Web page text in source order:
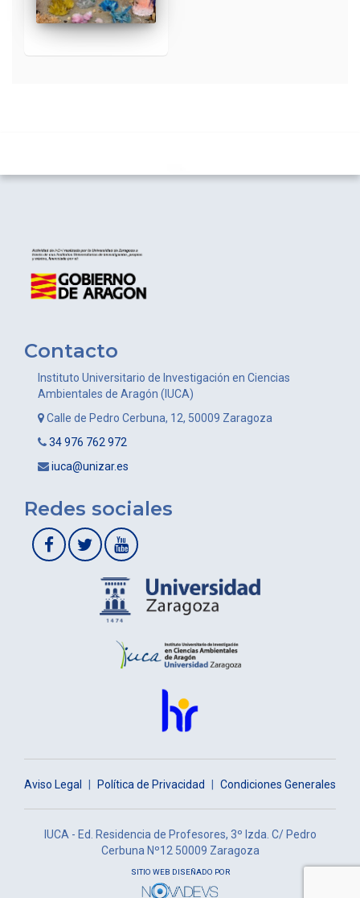
Contacto
Instituto Universitario de Investigación en Ciencias
Ambientales de Aragón (IUCA)
Calle de Pedro Cerbuna, 12, 50009 Zaragoza
34 976 762 972
iuca@unizar.es
Redes sociales
Aviso Legal Política de Privacidad Condiciones Generales
IUCA - Ed. Residencia de Profesores, 3º Izda. C/ Pedro
Cerbuna Nº12 50009 Zaragoza
SITIO WEB DISEÑADO POR